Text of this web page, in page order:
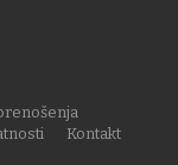
Kontakt